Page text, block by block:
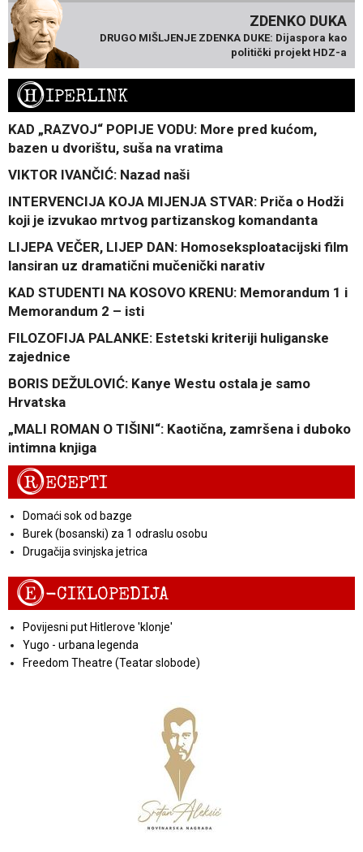
ZDENKO DUKA
DRUGO MIŠLJENJE ZDENKA DUKE: Dijaspora kao
politički projekt HDZ-a
HIPERLINK
KAD „RAZVOJ“ POPIJE VODU: More pred kućom,
bazen u dvorištu, suša na vratima
VIKTOR IVANČIĆ: Nazad naši
INTERVENCIJA KOJA MIJENJA STVAR: Priča o Hodži
koji je izvukao mrtvog partizanskog komandanta
LIJEPA VEČER, LIJEP DAN: Homoseksploatacijski film
lansiran uz dramatični mučenički narativ
KAD STUDENTI NA KOSOVO KRENU: Memorandum 1 i
Memorandum 2 – isti
FILOZOFIJA PALANKE: Estetski kriteriji huliganske
zajednice
BORIS DEŽULOVIĆ: Kanye Westu ostala je samo
Hrvatska
„MALI ROMAN O TIŠINI“: Kaotična, zamršena i duboko
intimna knjiga
RECEPTI
Domaći sok od bazge
Burek (bosanski) za 1 odraslu osobu
Drugačija svinjska jetrica
E-CIKLOPEDIJA
Povijesni put Hitlerove 'klonje'
Yugo - urbana legenda
Freedom Theatre (Teatar slobode)